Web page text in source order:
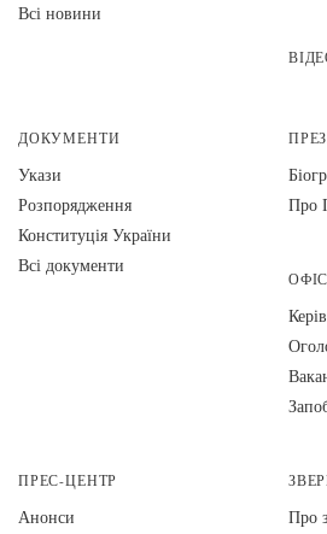
Всі новини
ДОКУМЕНТИ
Укази
Розпорядження
Конституція України
Всі документи
Про
ОФІС
ПРЕС-ЦЕНТР
Анонси
Про